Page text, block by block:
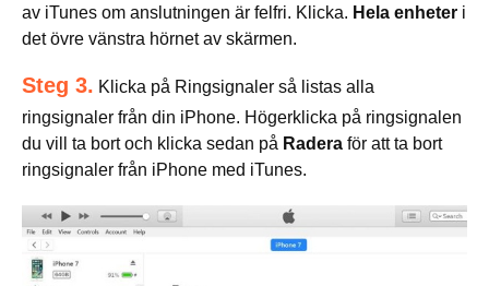
av iTunes om anslutningen är felfri. Klicka. Hela enheter i
det övre vänstra hörnet av skärmen.
Steg 3. Klicka på Ringsignaler så listas alla
ringsignaler från din iPhone. Högerklicka på ringsignalen
du vill ta bort och klicka sedan på Radera för att ta bort
ringsignaler från iPhone med iTunes.